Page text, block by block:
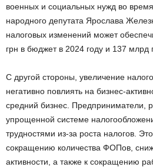
военных и социальных нужд во
народного депутата Ярослава
налоговых изменений может
грн в бюджет в 2024 году и 137 млрд
С другой стороны, увеличение
негативно повлиять на бизнес-
средний бизнес. Предприниматели,
упрощенной системе
трудностями из-за роста налогов.
сокращению количества ФОПов,
активности, а также к сокращению